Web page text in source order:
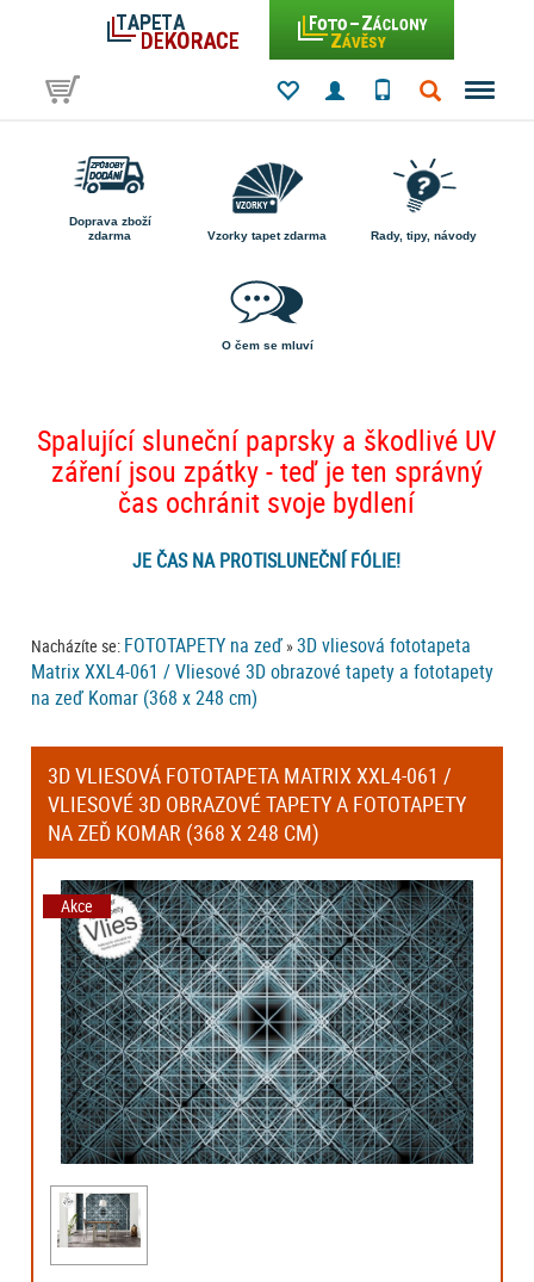
Doprava zboží
zdarma
Vzorky tapet zdarma Rady, tipy, návody
O čem se mluví
Spalující sluneční paprsky a škodlivé UV
záření jsou zpátky - teď je ten správný
čas ochránit svoje bydlení
JE ČAS NA PROTISLUNEČNÍ FÓLIE!
Nacházíte se: FOTOTAPETY na zeď »3D vliesová fototapeta
Matrix XXL4-061 / Vliesové 3D obrazové tapety a fototapety
na zeď Komar (368 x 248 cm)
3D VLIESOVÁ FOTOTAPETA MATRIX XXL4-061 /
VLIESOVÉ 3D OBRAZOVÉ TAPETY A FOTOTAPETY
NA ZEĎ KOMAR (368 X 248 CM)
Akce